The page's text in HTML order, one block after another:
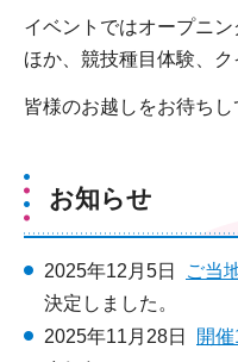
イベントではオープニ
ほか、競技種目体験、ク
皆様のお越しをお待ちし
お知らせ
2025年12月5日 ご当
決定しました。
2025年11月28日
開